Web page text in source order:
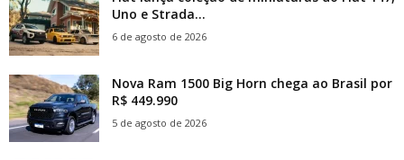
Uno e Strada...
6 de agosto de 2026
Nova Ram 1500 Big Horn chega ao Brasil por
R$ 449.990
5 de agosto de 2026